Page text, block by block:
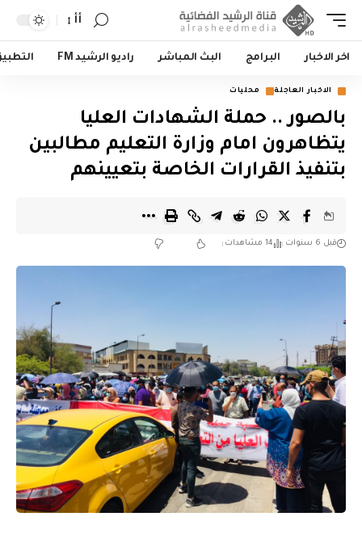
أأ
اخر الاخبار البرامج البث المباشر راديو الرشيد FM
الاخبار العاجلة محليات
بالصور .. حملة الشهادات العليا
يتظاهرون امام وزارة التعليم مطالبين
بتنفيذ القرارات الخاصة بتعيينهم
قبل 6 سنوات 14 مشاهدات